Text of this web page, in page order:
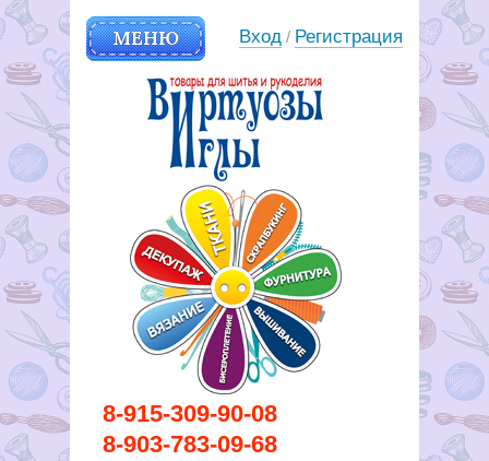
8-915-309-90-08
8-903-783-09-68
МЕНЮ
Вирутозы иглы. Товары для
шитья и рукоделья
Вход / Регистрация